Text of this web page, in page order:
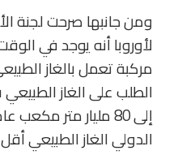
ومن جانبها صرحت لجنة
مركبة تعمل بالغاز
الدولي الغاز الطبيعي